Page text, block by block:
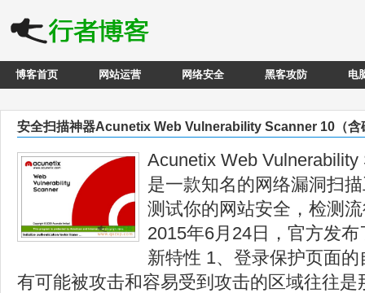
博客首页 网站运营 网络安全 黑客攻防 电
安全扫描神器Acunetix Web Vulnerability Scanner 10（含
Acunetix Web
是一款知名的网络漏洞扫
测试你的网站安全，检测
2015年6月24日，官方发
新特性 1、登录保护页面
有可能被攻击和容易受到攻击的区域往往